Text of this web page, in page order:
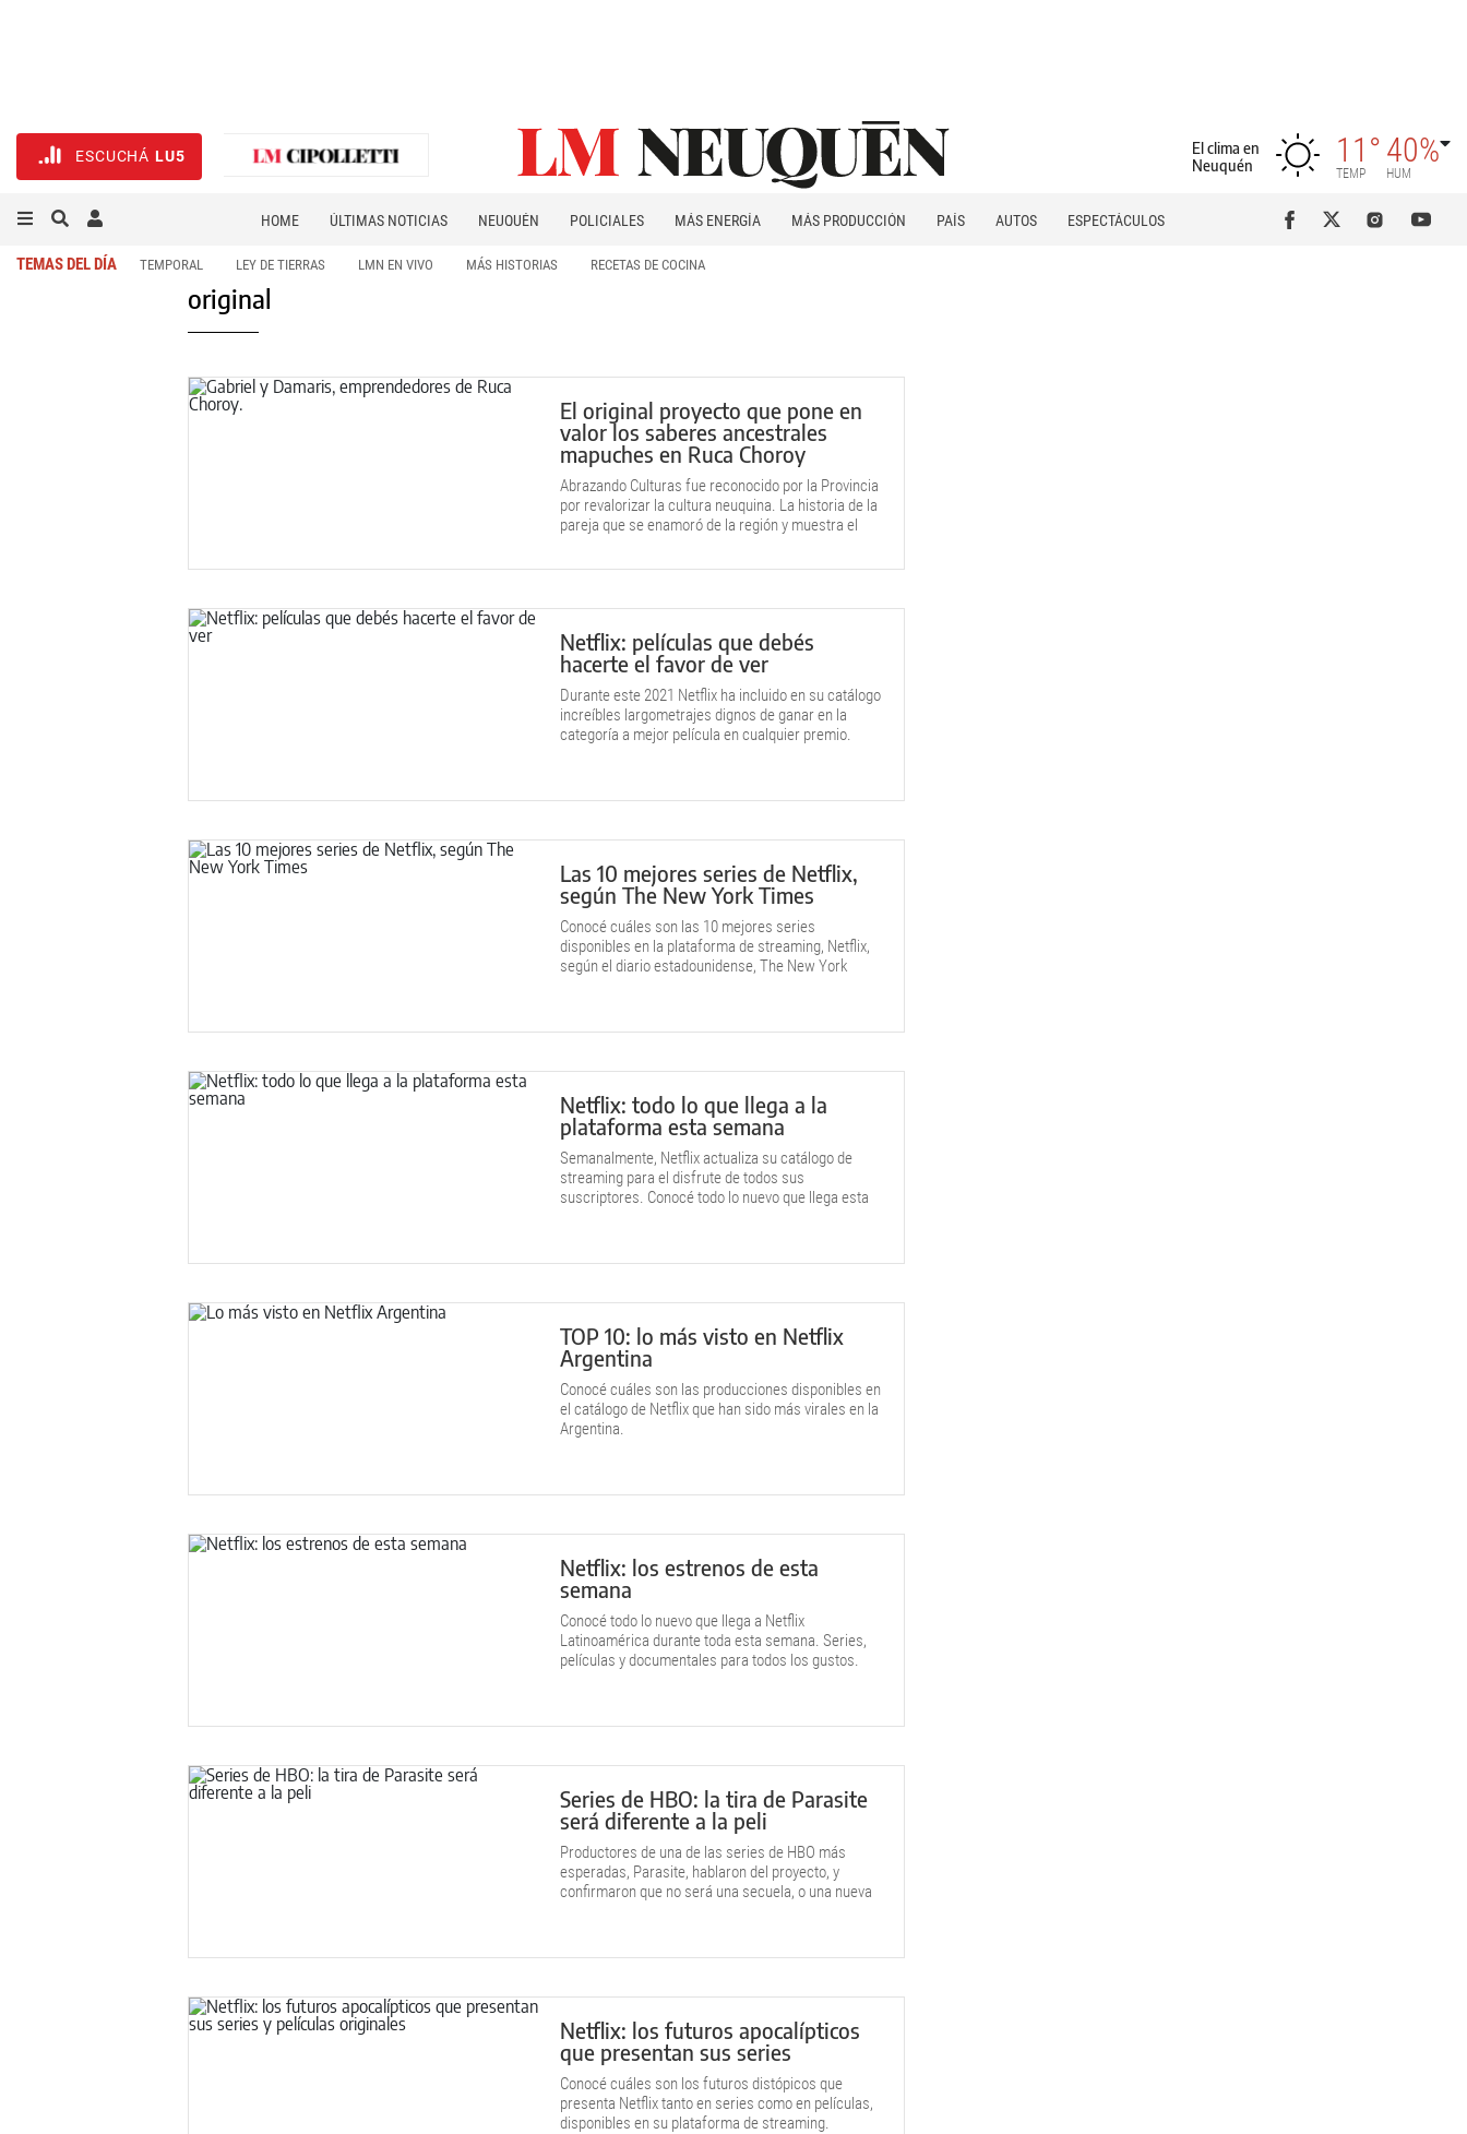
ESCUCHÁ LU5
El clima en
Neuquén
11°
TEMP
40%
HUM
HOME ÚLTIMAS NOTICIAS NEUQUÉN POLICIALES MÁS ENERGÍA MÁS PRODUCCIÓN PAÍS AUTOS
ESPECTÁCULOS
TEMAS DEL DÍA TEMPORAL LEY DE TIERRAS LMN EN VIVO MÁS HISTORIAS RECETAS DE COCINA
original
El original proyecto que pone en
valor los saberes ancestrales
mapuches en Ruca Choroy
Abrazando Culturas fue reconocido por la Provincia
por revalorizar la cultura neuquina. La historia de la
pareja que se enamoró de la región y muestra el
Netflix: películas que debés
hacerte el favor de ver
Durante este 2021 Netflix ha incluido en su catálogo
increíbles largometrajes dignos de ganar en la
categoría a mejor película en cualquier premio.
Las 10 mejores series de Netflix,
según The New York Times
Conocé cuáles son las 10 mejores series
disponibles en la plataforma de streaming, Netflix,
según el diario estadounidense, The New York
Netflix: todo lo que llega a la
plataforma esta semana
Semanalmente, Netflix actualiza su catálogo de
streaming para el disfrute de todos sus
suscriptores. Conocé todo lo nuevo que llega esta
TOP 10: lo más visto en Netflix
Argentina
Conocé cuáles son las producciones disponibles en
el catálogo de Netflix que han sido más virales en la
Argentina.
Netflix: los estrenos de esta
semana
Conocé todo lo nuevo que llega a Netflix
Latinoamérica durante toda esta semana. Series,
películas y documentales para todos los gustos.
Series de HBO: la tira de Parasite
será diferente a la peli
Productores de una de las series de HBO más
esperadas, Parasite, hablaron del proyecto, y
confirmaron que no será una secuela, o una nueva
Netflix: los futuros apocalípticos
que presentan sus series
Conocé cuáles son los futuros distópicos que
presenta Netflix tanto en series como en películas,
disponibles en su plataforma de streaming.